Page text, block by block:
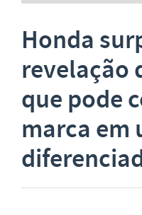
Honda
revelação
que pode
marca em